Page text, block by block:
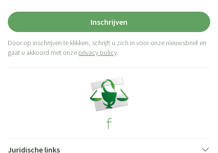
Inschrijven
Door op inschrijven te klikken, schrijft u zich in voor onze nieuwsbrief en
gaat u akkoord met onze privacy policy.
Juridische links